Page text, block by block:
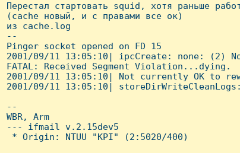
Перестал стартовать squid, хотя раньше
(cache новый, и с правами все ок)
из cache.log
--
Pinger socket opened on FD 15
2001/09/11 13:05:10| ipcCreate: none: (2)
FATAL: Received Segment Violation...dying.
2001/09/11 13:05:10| Not currently OK to
2001/09/11 13:05:10|
--
WBR, Arm
--- ifmail v.2.15dev5
  * Origin: NTUU "KPI" (2:5020/400)